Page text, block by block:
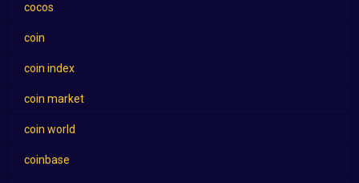
cocos
coin
coin index
coin market
coin world
coinbase